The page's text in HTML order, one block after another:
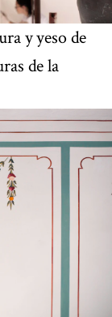
y yeso de
de la